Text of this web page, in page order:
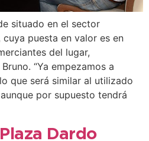
situado en el sector
puesta en valor es en
del lugar,
“Ya empezamos a
que será similar al utilizado
por supuesto tendrá
Dardo